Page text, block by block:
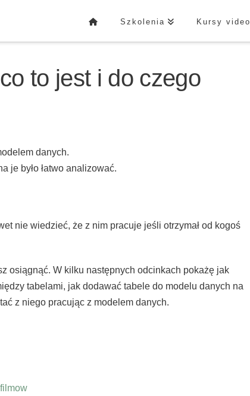
Szkolenia Kursy video
to jest i do czego
danych.
je było łatwo analizować.
nie wiedzieć, że z nim pracuje jeśli otrzymał od kogoś
osiągnąć. W kilku następnych odcinkach pokażę jak
tabelami, jak dodawać tabele do modelu danych na
z niego pracując z modelem danych.